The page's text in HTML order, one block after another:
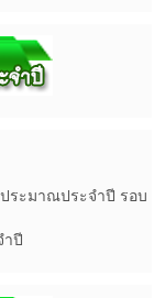
ระมาณประจำปี รอบ
ำปี